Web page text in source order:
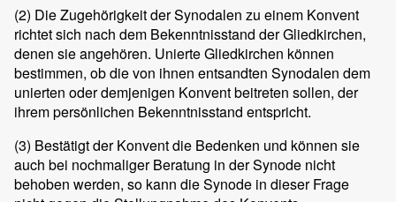
(2) Die Zugehörigkeit der Synodalen zu einem Konvent
richtet sich nach dem Bekenntnisstand der Gliedkirchen,
denen sie angehören. Unierte Gliedkirchen können
bestimmen, ob die von ihnen entsandten Synodalen dem
unierten oder demjenigen Konvent beitreten sollen, der
ihrem persönlichen Bekenntnisstand entspricht.
(3) Bestätigt der Konvent die Bedenken und können sie
auch bei nochmaliger Beratung in der Synode nicht
behoben werden, so kann die Synode in dieser Frage